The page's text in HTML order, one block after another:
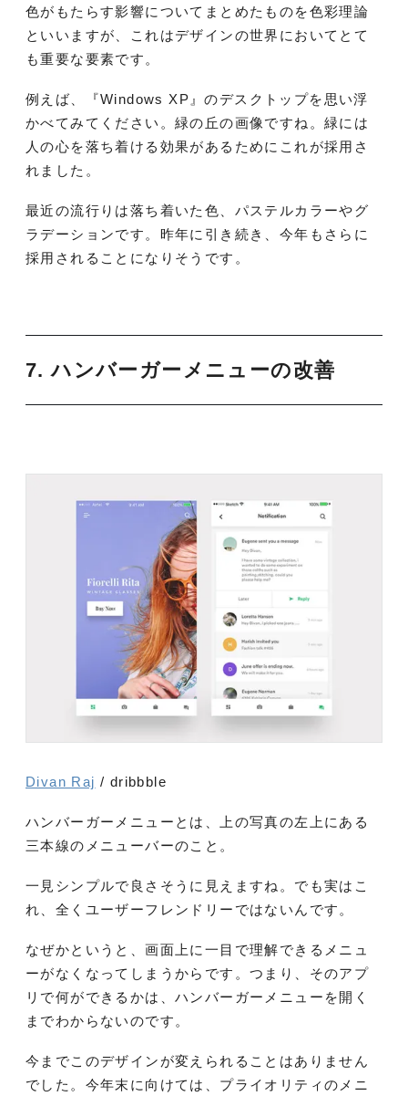
色がもたらす影響についてまとめたものを色彩理論
といいますが、これはデザインの世界においてとて
も重要な要素です。
例えば、『Windows XP』のデスクトップを思い浮
かべてみてください。緑の丘の画像ですね。緑には
人の心を落ち着ける効果があるためにこれが採用さ
れました。
最近の流行りは落ち着いた色、パステルカラーやグ
ラデーションです。昨年に引き続き、今年もさらに
採用されることになりそうです。
7. ハンバーガーメニューの改善
Divan Raj / dribbble
ハンバーガーメニューとは、上の写真の左上にある
三本線のメニューバーのこと。
一見シンプルで良さそうに見えますね。でも実はこ
れ、全くユーザーフレンドリーではないんです。
なぜかというと、画面上に一目で理解できるメニュ
ーがなくなってしまうからです。つまり、そのアプ
リで何ができるかは、ハンバーガーメニューを開く
までわからないのです。
今までこのデザインが変えられることはありません
でした。今年末に向けては、プライオリティのメニ